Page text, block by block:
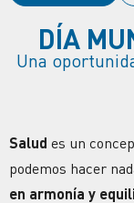
DÍA
Una
Salud es un
podemos hacer
en armonía y